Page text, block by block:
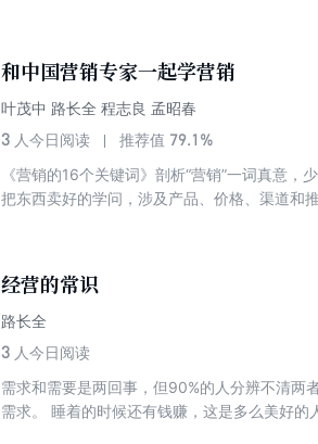
和中国营销专家一起学营销
叶茂中 路长全 程志良 孟昭春
3 人今日阅读 推荐值 79.1%
《营销的16个关键词》剖析“营销”一词真意
把东西卖好的学问，涉及产品、价格、渠道和
是想告诉大家，如何卖好苹果的道理。营销乱
分别为营销大思维、营销大智慧、营销互联网
销、商业模式、区域营销、行业营销、营销智
翔实，表达有趣，对企业品牌战略人士有较大
经拥有了，却还想要？为什么同样的东西，想
的冲动，非要不可？未来的商业是个争夺大脑
经营的常识
路长全
3 人今日阅读
需求和需要是两回事，但90%的人分辨不清两
需求。 睡着的时候还有钱赚，这是多么美好